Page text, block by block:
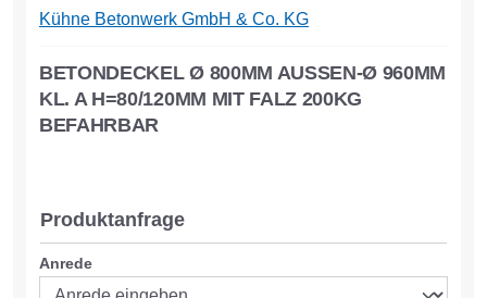
BETONDECKEL Ø 800MM AUSSEN-Ø 960MM K
L. A H=80/120MM MIT FALZ 200KG B
EFAHRBAR
Kühne Betonwerk GmbH & Co. KG
Produktanfrage
Anrede